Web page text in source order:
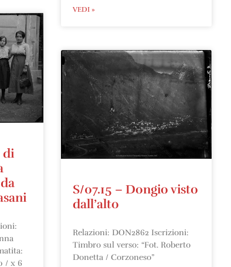
VEDI »
di
/ x 6
S/07.15 – Dongio visto
dall’alto
Relazioni: DON2862 Iscrizioni:
Timbro sul verso: “Fot. Roberto
Donetta / Corzoneso”